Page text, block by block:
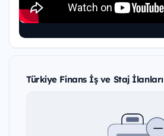
Türkiye Finans İş ve Staj İlanları